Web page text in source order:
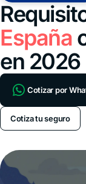
España
en 2026
Cotizar por
Cotiza tu seguro